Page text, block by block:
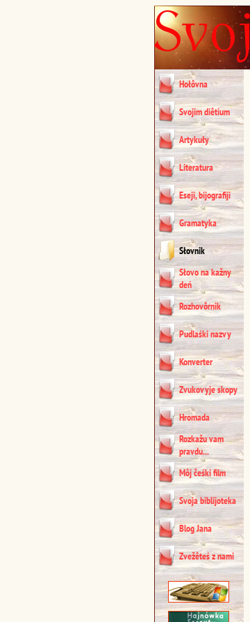
Hołôvna
Svojim diêtium
Artykuły
Literatura
Eseji, bijografiji
Gramatyka
Słovnik
Słovo na kažny
deń
Rozhovôrnik
Pudlaśki nazvy
Konverter
Zvukovyje skopy
Hromada
Rozkažu vam
pravdu...
Môj čeśki film
Svoja biblijoteka
Blog Jana
Zvežêteś z nami